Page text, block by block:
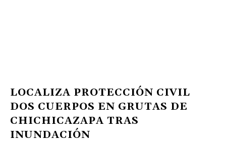
LOCALIZA PROTECCIÓN CIVIL
DOS CUERPOS EN GRUTAS DE
CHICHICAZAPA TRAS
INUNDACIÓN